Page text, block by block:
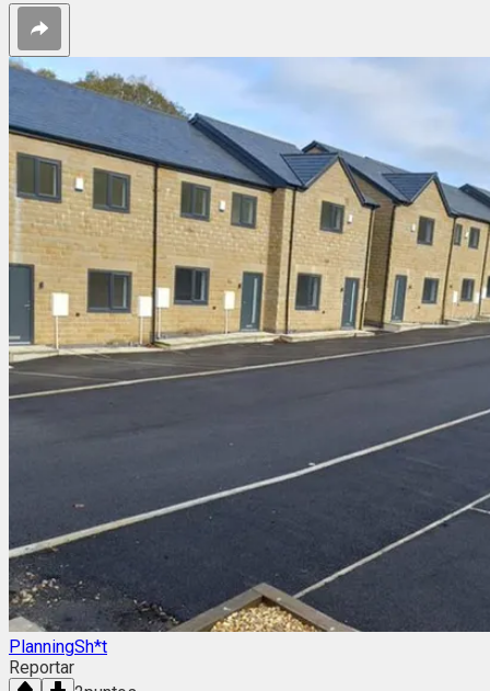
PlanningSh*t
Reportar